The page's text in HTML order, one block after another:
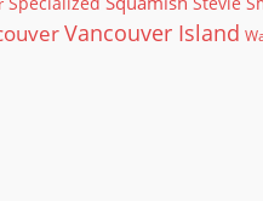
Vancouver Island